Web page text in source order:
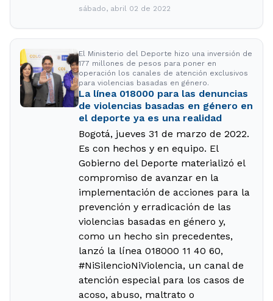
sábado, abril 02 de 2022
El Ministerio del Deporte hizo una inversión de
177 millones de pesos para poner en
operación los canales de atención exclusivos
para violencias basadas en género.
La línea 018000 para las denuncias
de violencias basadas en género en
el deporte ya es una realidad
Bogotá, jueves 31 de marzo de 2022.
Es con hechos y en equipo. El
Gobierno del Deporte materializó el
compromiso de avanzar en la
implementación de acciones para la
prevención y erradicación de las
violencias basadas en género y,
como un hecho sin precedentes,
lanzó la línea 018000 11 40 60,
#NiSilencioNiViolencia, un canal de
atención especial para los casos de
acoso, abuso, maltrato o